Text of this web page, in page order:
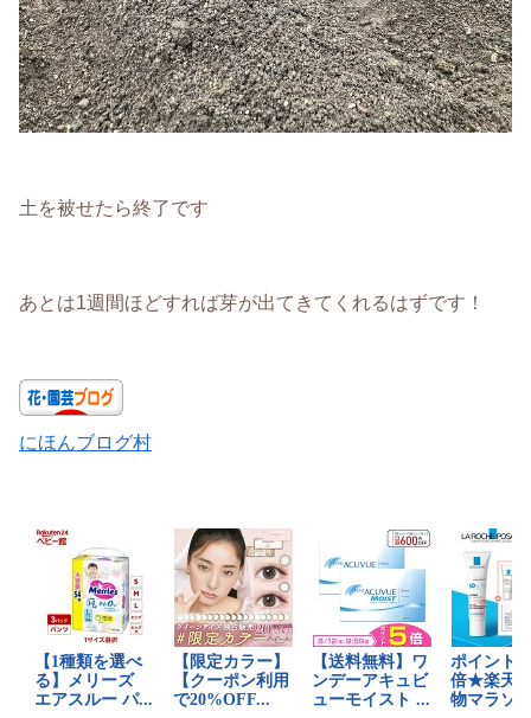
土を被せたら終了です
あとは1週間ほどすれば芽が出てきてくれるはずです！
にほんブログ村